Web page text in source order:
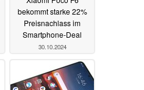
bekommt starke 22%
Preisnachlass im
Smartphone-Deal
30.10.2024